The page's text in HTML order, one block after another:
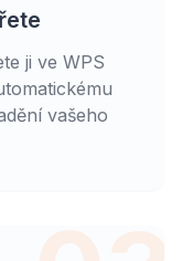
ji ve WPS
vašeho